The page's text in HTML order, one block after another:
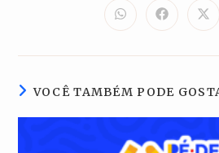
Abre
em
nova
Abre
em
nova
em
VOCÊ TAMBÉM PODE